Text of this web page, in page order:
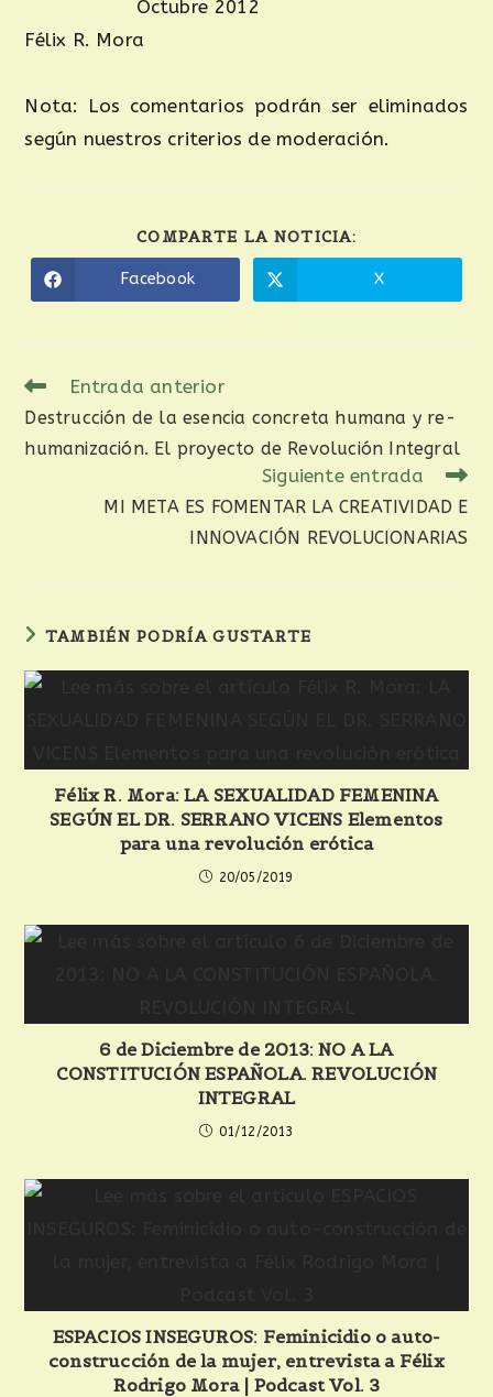
Octubre 2012
Félix R. Mora
Nota: Los comentarios podrán ser eliminados
según nuestros criterios de moderación.
COMPARTE LA NOTICIA:
Facebook X
Entrada anterior
Destrucción de la esencia concreta humana y re-
humanización. El proyecto de Revolución Integral
Siguiente entrada
MI META ES FOMENTAR LA CREATIVIDAD E
INNOVACIÓN REVOLUCIONARIAS
TAMBIÉN PODRÍA GUSTARTE
Félix R. Mora: LA SEXUALIDAD FEMENINA
SEGÚN EL DR. SERRANO VICENS Elementos
para una revolución erótica
20/05/2019
6 de Diciembre de 2013: NO A LA
CONSTITUCIÓN ESPAÑOLA. REVOLUCIÓN
INTEGRAL
01/12/2013
ESPACIOS INSEGUROS: Feminicidio o auto-
construcción de la mujer, entrevista a Félix
Rodrigo Mora | Podcast Vol. 3